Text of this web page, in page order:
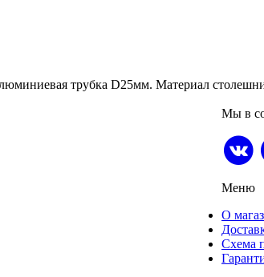
трубка D25мм. Материал
Мы в
Меню
О
Схема